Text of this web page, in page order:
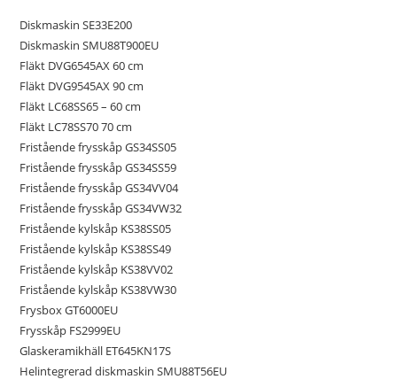
Diskmaskin SE33E200
Diskmaskin SMU88T900EU
Fläkt DVG6545AX 60 cm
Fläkt DVG9545AX 90 cm
Fläkt LC68SS65 – 60 cm
Fläkt LC78SS70 70 cm
Fristående frysskåp GS34SS05
Fristående frysskåp GS34SS59
Fristående frysskåp GS34VV04
Fristående frysskåp GS34VW32
Fristående kylskåp KS38SS05
Fristående kylskåp KS38SS49
Fristående kylskåp KS38VV02
Fristående kylskåp KS38VW30
Frysbox GT6000EU
Frysskåp FS2999EU
Glaskeramikhäll ET645KN17S
Helintegrerad diskmaskin SMU88T56EU